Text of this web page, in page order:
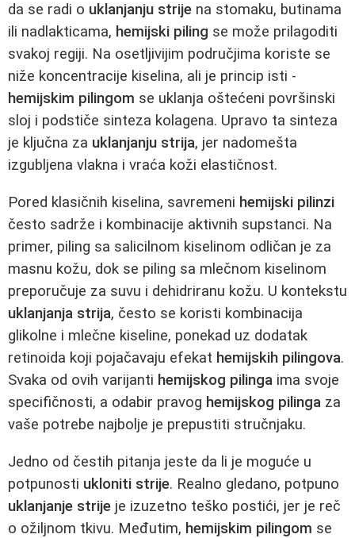
da se radi o uklanjanju strije na stomaku, butinama
ili nadlakticama, hemijski piling se može prilagoditi
svakoj regiji. Na osetljivijim područjima koriste se
niže koncentracije kiselina, ali je princip isti -
hemijskim pilingom se uklanja oštećeni površinski
sloj i podstiče sinteza kolagena. Upravo ta sinteza
je ključna za uklanjanju strija, jer nadomešta
izgubljena vlakna i vraća koži elastičnost.
Pored klasičnih kiselina, savremeni hemijski pilinzi
često sadrže i kombinacije aktivnih supstanci. Na
primer, piling sa salicilnom kiselinom odličan je za
masnu kožu, dok se piling sa mlečnom kiselinom
preporučuje za suvu i dehidriranu kožu. U kontekstu
uklanjanja strija, često se koristi kombinacija
glikolne i mlečne kiseline, ponekad uz dodatak
retinoida koji pojačavaju efekat hemijskih pilingova.
Svaka od ovih varijanti hemijskog pilinga ima svoje
specifičnosti, a odabir pravog hemijskog pilinga za
vaše potrebe najbolje je prepustiti stručnjaku.
Jedno od čestih pitanja jeste da li je moguće u
potpunosti ukloniti strije. Realno gledano, potpuno
uklanjanje strije je izuzetno teško postići, jer je reč
o ožiljnom tkivu. Međutim, hemijskim pilingom se